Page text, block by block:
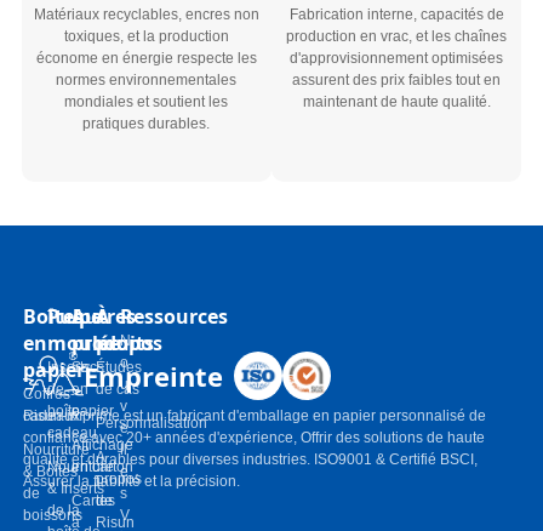
Matériaux recyclables, encres non
toxiques, et la production
économe en énergie respecte les
normes environnementales
mondiales et soutient les
pratiques durables.
Fabrication interne, capacités de
production en vrac, et les chaînes
d'approvisionnement optimisées
assurent des prix faibles tout en
maintenant de haute qualité.
Boîtes
en
papier
Coffres-
cadeaux
Nourriture
& Boîtes
de
boissons
Pulpe
moulée
Inserts
de
boîte-
cadeau
Nourriture
& Inserts
de la
Autres
produits
Sacs
en
papier
Affichage
en carton
Cartes
à
À
propos
Études
de cas
Personnalisation
À
propos
de
Risun
Ressources
N
o
u
v
e
ll
e
s
V
Empreinte
Risun-imprime est un fabricant d'emballage en papier personnalisé de
confiance avec 20+ années d'expérience, Offrir des solutions de haute
qualité et durables pour diverses industries. ISO9001 & Certifié BSCI,
Assurer la fiabilité et la précision.